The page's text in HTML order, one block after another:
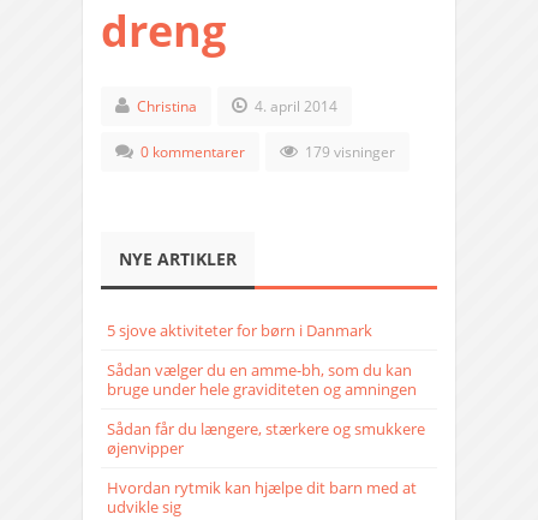
dreng
Christina 4. april 2014
0 kommentarer 179 visninger
NYE ARTIKLER
5 sjove aktiviteter for børn i Danmark
Sådan vælger du en amme-bh, som du kan
bruge under hele graviditeten og amningen
Sådan får du længere, stærkere og smukkere
øjenvipper
Hvordan rytmik kan hjælpe dit barn med at
udvikle sig